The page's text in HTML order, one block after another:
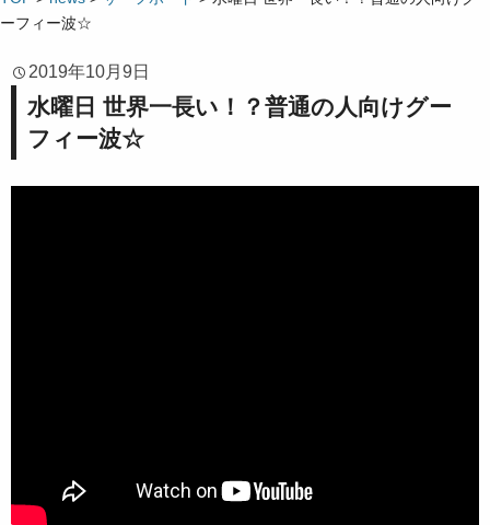
ーフィー波☆
2019年10月9日
水曜日 世界一長い！？普通の人向けグー
フィー波☆